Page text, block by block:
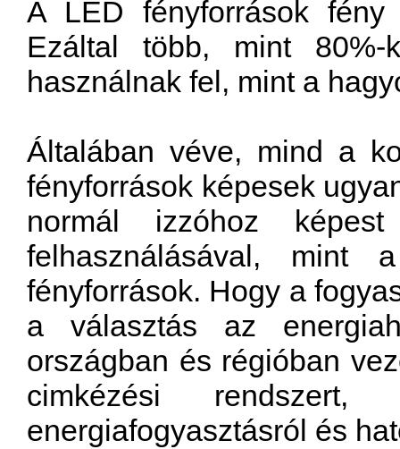
A LED fényforrások fény
Ezáltal több, mint 80%-
használnak fel, mint a
Általában véve, mind a
fényforrások képesek
normál izzóhoz
felhasználásával, mint
fényforrások. Hogy a
a választás az
országban és régióban
cimkézési
energiafogyasztásról és